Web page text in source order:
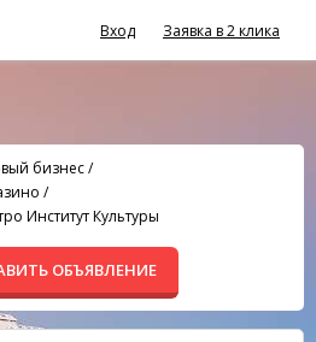
Вход Заявка в 2 клика
бизнес/
/
Институт Культуры
ОБЪЯВЛЕНИЕ